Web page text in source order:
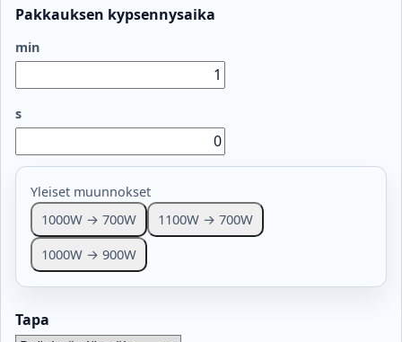
Pakkauksen kypsennysaika
min
s
Yleiset muunnokset
1000W → 700W
1100W → 700W
1000W → 900W
Tapa